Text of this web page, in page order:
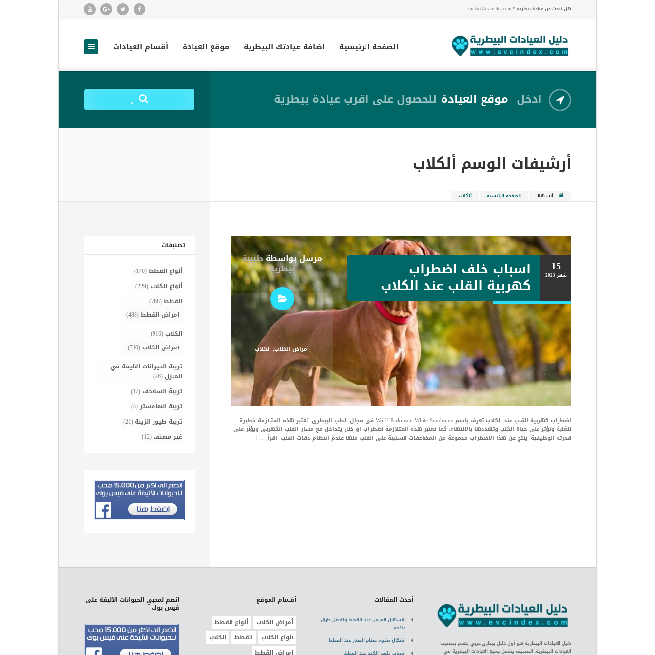
هل تبحث عن عيادة بيطرية ؟ contact@evcindex.com
الصفحة الرئيسية اضافة عيادتك البيطرية موقع العيادة أقسام العيادات
ادخل موقع العيادة للحصول على اقرب عيادة بيطرية .
أرشيفات الوسم ألكلاب
أنت هنا: الصفحة الرئيسية ألكلاب
15
شهر2023 اسباب خلف اضطراب
كهربية القلب عند الكلاب
مرسل بواسطةطبيبة
بيطرية
أمراض الكلاب, الكلاب
اضطراب كهربية القلب عند الكلاب تعرف باسم Wolff-Parkinson-White-Syndrome فى مجال الطب البيطرى. تعتبر هذه المتلازمة خطيرة
للغاية وتؤثر على حياة الكلب وتهددها بالانتهاء. كما تعتبر هذه المتلازمة اضطراب او خلل يتداخل مع مسار القلب الكهربى ويؤثر على
قدرته الوظيفية. ينتج عن هذا الاضطراب مجموعة من المضاعفات السلبية على القلب منها عندم انتظام دقات القلب. اقرأ […]
تصنيفات
أنواع القطط(170)
أنواع الكلاب(229)
القطط(768)
امراض القطط(488)
الكلاب(916)
أمراض الكلاب(710)
تربية الحيوانات الأليفة في
المنزل(26)
تربية السلاحف(17)
تربية الهامستر(8)
تربية طيور الزينة (21)
غير مصنف(12)
دليل العيادات البيطرية هو أول دليل بيطري عربي يهتم بتصنيف
العيادات البيطرية. التصنيف يشمل جميع العيادات البيطرية في
أحدث المقالات
الاسهال المزمن عند القطط وافضل طرق
علاجه
اشكال تشوه عظام الصدر عند القطط
اسباب تليف الكبد عند القطط
أقسام الموقع
أمراض الكلاب
أنواع القطط
أنواع الكلاب
القطط
الكلاب
امراض القطط
انضم لمحبي الحيوانات الأليفة على
فيس بوك